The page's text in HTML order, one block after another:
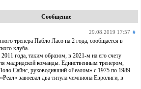
Сообщение
29.08.2019 17:57 #
тренера Пабло Ласо на 2 года, сообщается в
клуба.
года, таким образом, в 2021-м на его счету
мадридской команды. Единственным тренером,
Сайнс, руководивший «Реалом» с 1975 по 1989
завоевал два титула чемпиона Евролиги, в